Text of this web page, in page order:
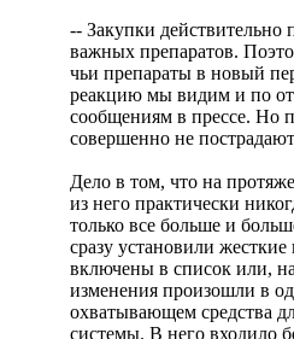
-- Закупки действительно
важных препаратов.
чьи препараты в новый
реакцию мы видим и по
сообщениям в прессе. Но
совершенно не
Дело в том, что на
из него практически
только все больше и
сразу установили
включены в список или,
изменения произошли в
охватывающем средства
системы. В него входило